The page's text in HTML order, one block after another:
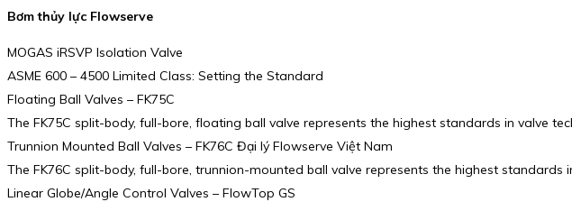
Bơm thủy lực Flowserve
MOGAS iRSVP Isolation Valve
ASME 600 – 4500 Limited Class: Setting the Standard
Floating Ball Valves – FK75C
The FK75C split-body, full-bore, floating ball valve represents the highest standards in valve
Trunnion Mounted Ball Valves – FK76C Đại lý Flowserve Việt Nam
The FK76C split-body, full-bore, trunnion-mounted ball valve represents the highest standards
Linear Globe/Angle Control Valves – FlowTop GS